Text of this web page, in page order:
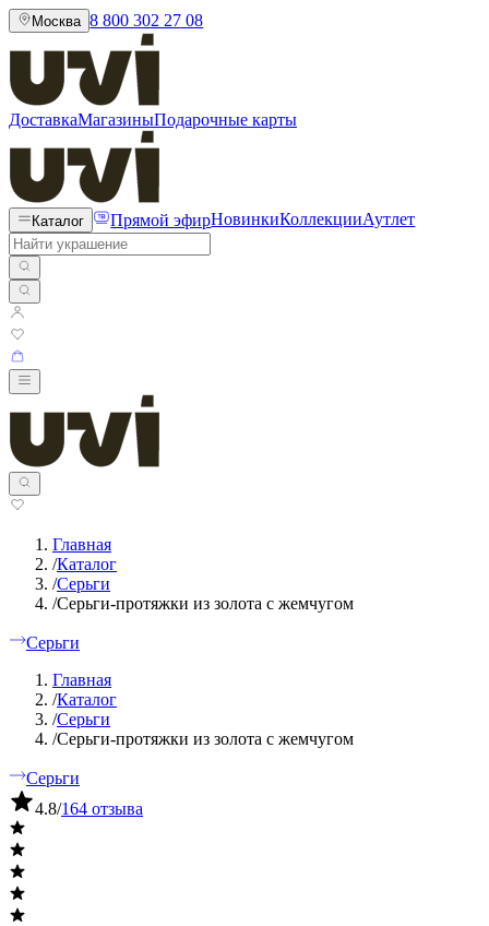
Москва 8 800 302 27 08
ДоставкаМагазиныПодарочные карты
Каталог Прямой эфирНовинкиКоллекцииАутлет
Главная
/Каталог
/Серьги
/Серьги-протяжки из золота с жемчугом
Серьги
Главная
/Каталог
/Серьги
/Серьги-протяжки из золота с жемчугом
Серьги
4.8/164 отзыва